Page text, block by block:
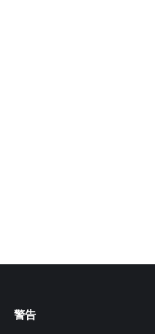
警告